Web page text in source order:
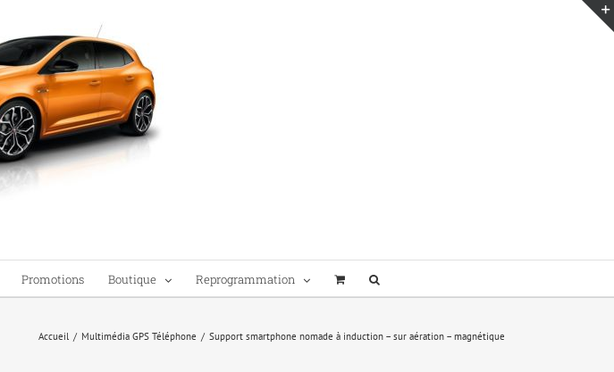
Promotions Boutique Reprogrammation
Accueil / Multimédia GPS Téléphone / Support smartphone nomade à induction – sur aération – magnétique